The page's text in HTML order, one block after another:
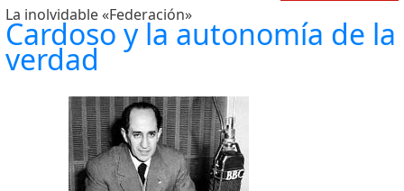
La inolvidable «Federación»
Cardoso y la autonomía de la
verdad